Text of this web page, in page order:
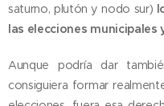
saturno, plutón y nodo sur)
las elecciones municipales
Aunque podría dar
consiguiera formar